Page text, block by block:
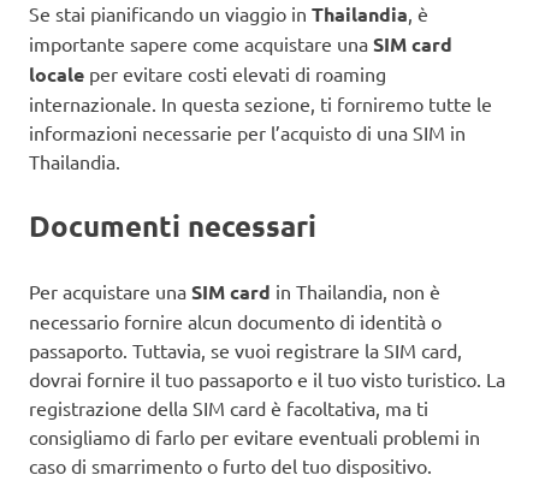
Se stai pianificando un viaggio in Thailandia, è
importante sapere come acquistare una SIM card
locale per evitare costi elevati di roaming
internazionale. In questa sezione, ti forniremo tutte le
informazioni necessarie per l’acquisto di una SIM in
Thailandia.
Documenti necessari
Per acquistare una SIM card in Thailandia, non è
necessario fornire alcun documento di identità o
passaporto. Tuttavia, se vuoi registrare la SIM card,
dovrai fornire il tuo passaporto e il tuo visto turistico. La
registrazione della SIM card è facoltativa, ma ti
consigliamo di farlo per evitare eventuali problemi in
caso di smarrimento o furto del tuo dispositivo.